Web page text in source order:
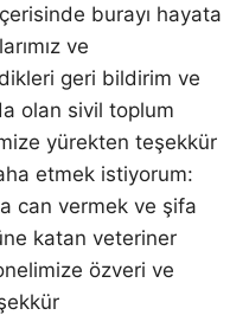
burayı hayata
ve
geri bildirim ve
olan sivil toplum
yürekten teşekkür
etmek istiyorum:
can vermek ve şifa
katan veteriner
özveri ve